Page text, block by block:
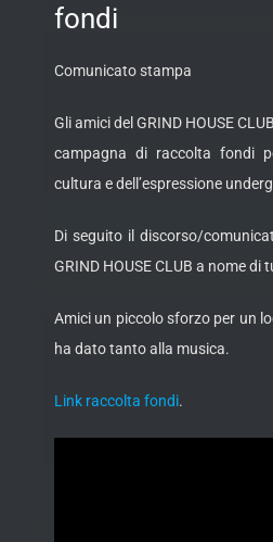
fondi
Comunicato stampa
Gli amici del GRIND HOUSE
campagna di raccolta fondi
cultura e dell’espressione
Di seguito il discorso/
GRIND HOUSE CLUB a nome di
Amici un piccolo sforzo per un
ha dato tanto alla musica.
Link raccolta fondi.